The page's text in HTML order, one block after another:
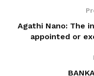
Agathi Nano: The
appointed or